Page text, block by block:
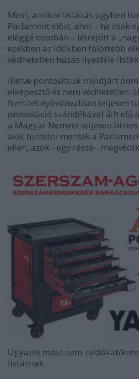
Most, amikor listázás ügyben
Parlament előtt, ahol – ha csak
eléggé ostobán – létrejött a
ezekben az időkben fölöttébb
védhetetlen húzás ilyesféle
Illetve pontosítsuk mindjárt
elképesztő és nem védhetetlen.
Nemzet nyilvánvalóan teljesen
provokáció szándékával állt elő
a Magyar Nemzet teljesen
akik tüntetni mentek a
ellen, azok - egy része-
Ugyanis most nem zsidókat/
listáznak.